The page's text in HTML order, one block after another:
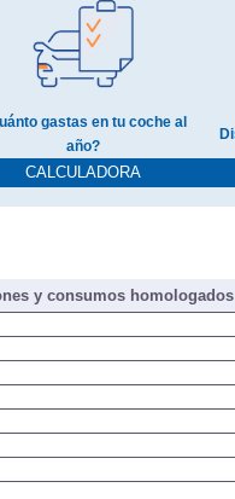
gastas en tu coche al
año?
CALCULADORA
y consumos homologados